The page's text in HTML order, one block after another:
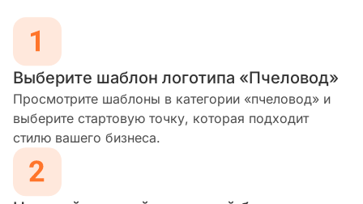
Выберите шаблон логотипа «Пчеловод»
Просмотрите шаблоны в категории «пчеловод» и
выберите стартовую точку, которая подходит
стилю вашего бизнеса.